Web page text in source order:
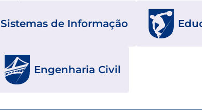
Sistemas de Informação
Engenharia Civil